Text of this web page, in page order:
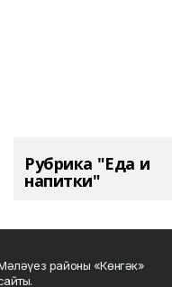
Рубрика "Еда и
напитки"
районы «Көнгәк»